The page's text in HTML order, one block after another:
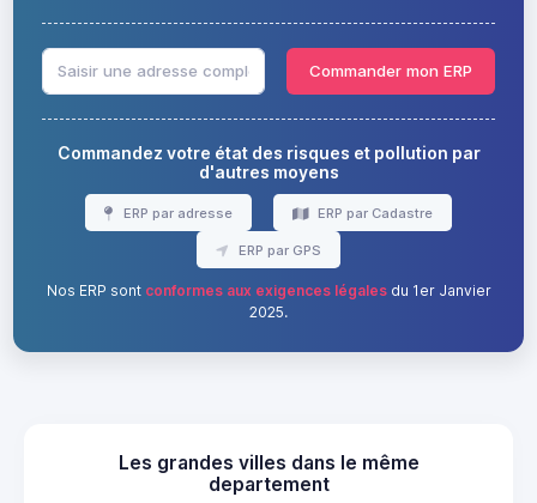
Commander mon ERP
Commandez votre état des risques et pollution par
d'autres moyens
ERP par adresse ERP par Cadastre
ERP par GPS
Nos ERP sont conformes aux exigences légalesdu 1er Janvier
2025.
Les grandes villes dans le même
departement